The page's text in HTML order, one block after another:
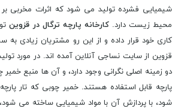
شیمیایی فشرده تولید می ‌شود که اثرات مخربی بر
محیط ‌زیست دارد.کارخانه پارچه ترگال در قزوین
کاری خود قرار داده و از این رو مشتریان زیادی به
قزوین از سایت نساجی آنلاین آمده اند. در مورد
دو زمینه اصلی نگرانی وجود دارد، و آن ها منبع
پارچه قابل استفاده هستند. خمیر چوبی که تار
‌شود، با پردازش آن با مواد شیمیایی ساخته می